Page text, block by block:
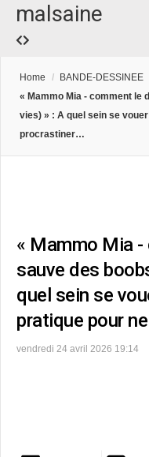
malsaine
Home / BANDE-DESSINEE
« Mammo Mia - comment le
vies) » : A quel sein se
procrastiner…
« Mammo Mia
sauve des
quel sein se
pratique pour
vendredi 24 avril 2026 19:14